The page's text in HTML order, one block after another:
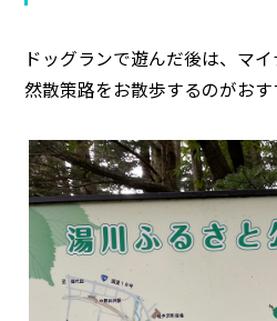
ドッグランで遊んだ後は、マ
然散策路をお散歩するのがおす